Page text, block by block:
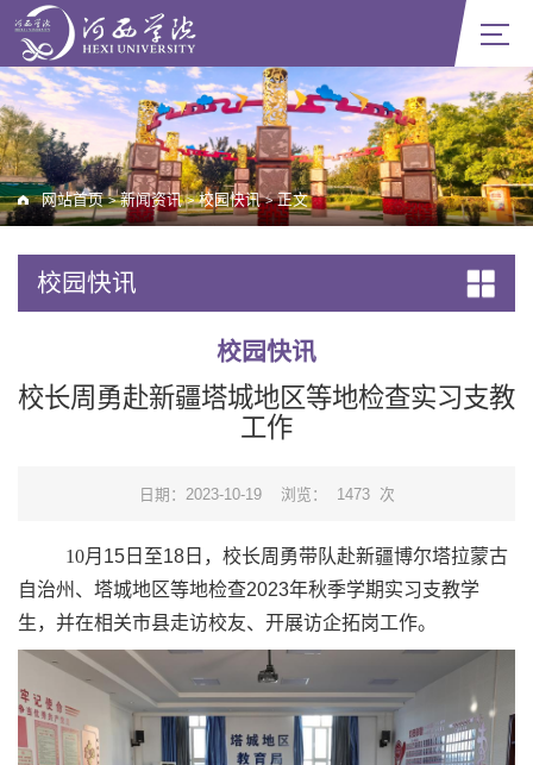
网站首页 > 新闻资讯 > 校园快讯 > 正文
校园快讯
校园快讯
校长周勇赴新疆塔城地区等地检查实习支教
工作
日期：2023-10-19 浏览： 1473 次
10月 15 日至18 日，校长周勇带队赴新疆博尔塔拉蒙古
自治州、塔城地区等地检查2023年秋季学期实习支教学
生，并在相关市县走访校友、开展访企拓岗工作。